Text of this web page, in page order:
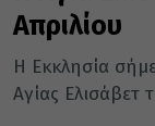
Απριλίου
Η Εκκλησία
Αγίας Ελισάβετ